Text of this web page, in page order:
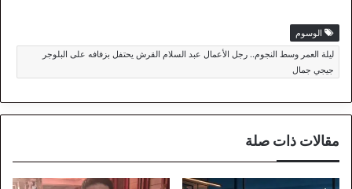
الوسوم
ليلة العمر وسط النجوم.. رجل الأعمال عبد السلام القرش يحتفل بزفافه على البلوجر
جيجي جمال
مقالات ذات صلة